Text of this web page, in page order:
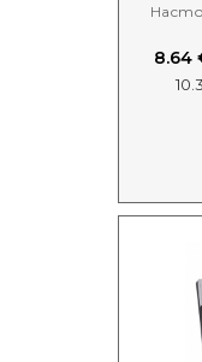
8.64